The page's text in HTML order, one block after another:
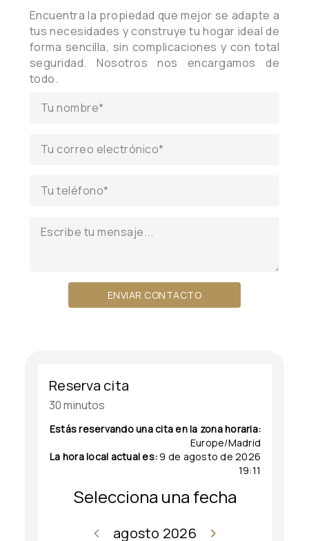
Encuentra la propiedad que mejor se adapte a
tus necesidades y construye tu hogar ideal de
forma sencilla, sin complicaciones y con total
seguridad. Nosotros nos encargamos de
todo.